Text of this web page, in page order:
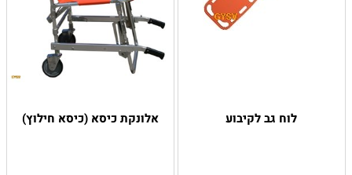
לוח גב לקיבוע אלונקת כיסא (כיסא חילוץ)